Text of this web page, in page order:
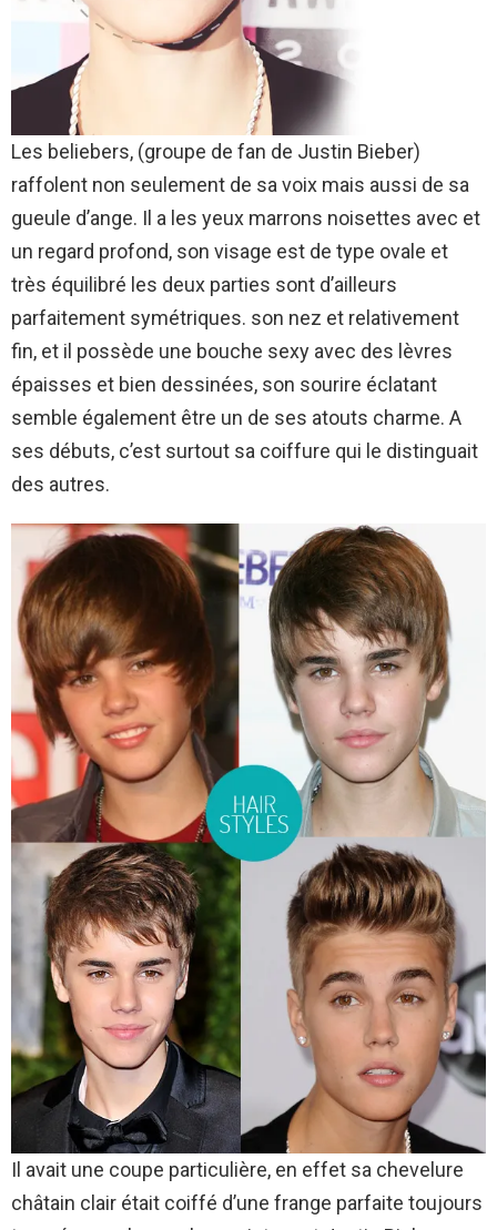
Les beliebers, (groupe de fan de Justin Bieber)
raffolent non seulement de sa voix mais aussi de sa
gueule d’ange. Il a les yeux marrons noisettes avec et
un regard profond, son visage est de type ovale et
très équilibré les deux parties sont d’ailleurs
parfaitement symétriques. son nez et relativement
fin, et il possède une bouche sexy avec des lèvres
épaisses et bien dessinées, son sourire éclatant
semble également être un de ses atouts charme. A
ses débuts, c’est surtout sa coiffure qui le distinguait
des autres.
Il avait une coupe particulière, en effet sa chevelure
châtain clair était coiffé d’une frange parfaite toujours